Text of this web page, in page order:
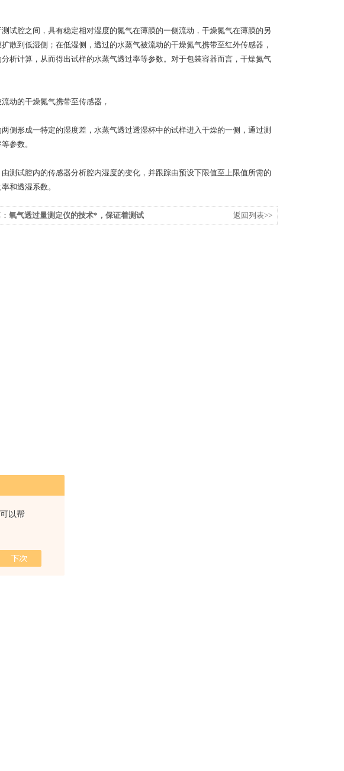
以帮
腔之间，具有稳定相对湿度的氮气在薄膜的一侧流动，干燥氮气在薄膜的另
散到低湿侧；在低湿侧，透过的水蒸气被流动的干燥氮气携带至红外传感器，
析计算，从而得出试样的水蒸气透过率等参数。对于包装容器而言，干燥氮气
动的干燥氮气携带至传感器，
形成一特定的湿度差，水蒸气透过透湿杯中的试样进入干燥的一侧，通过测
参数。
测试腔内的传感器分析腔内湿度的变化，并跟踪由预设下限值至上限值所需的
和透湿系数。
氧气透过量测定仪的技术*，保证着测试
返回列表>>